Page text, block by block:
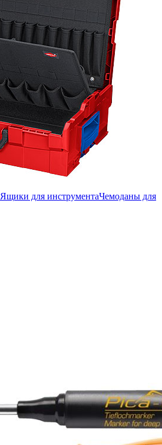
Ящики для инструментаЧемоданы для